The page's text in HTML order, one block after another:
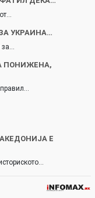
УКРАИНА…
за…
ПОНИЖЕНА,
Е